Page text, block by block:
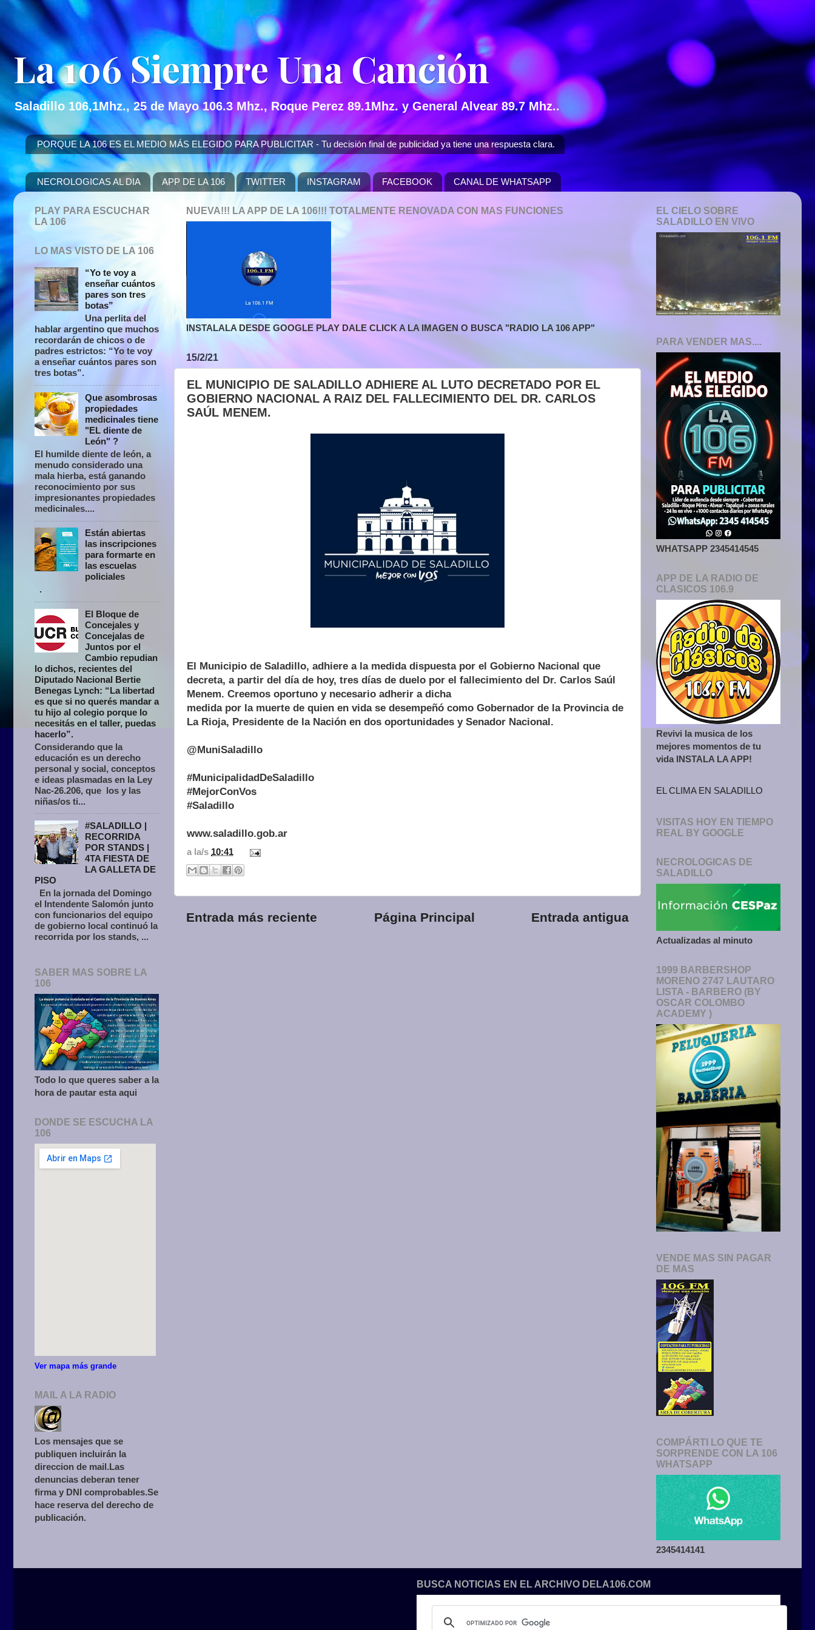
La 106 Siempre Una Canción
Saladillo 106,1Mhz., 25 de Mayo 106.3 Mhz., Roque Perez 89.1Mhz. y General Alvear 89.7 Mhz..
PORQUE LA 106 ES EL MEDIO MÁS ELEGIDO PARA PUBLICITAR - Tu decisión final de publicidad ya tiene una respuesta clara.
NECROLOGICAS AL DIA APP DE LA 106 TWITTER INSTAGRAM FACEBOOK CANAL DE WHATSAPP
NUEVA!!! LA APP DE LA 106!!! TOTALMENTE RENOVADA CON MAS FUNCIONES
INSTALALA DESDE GOOGLE PLAY DALE CLICK A LA IMAGEN O BUSCA "RADIO LA 106 APP"
15/2/21
EL MUNICIPIO DE SALADILLO ADHIERE AL LUTO DECRETADO POR EL
GOBIERNO NACIONAL A RAIZ DEL FALLECIMIENTO DEL DR. CARLOS
SAÚL MENEM.
El Municipio de Saladillo, adhiere a la medida dispuesta por el Gobierno Nacional que
decreta, a partir del día de hoy, tres días de duelo por el fallecimiento del Dr. Carlos Saúl
Menem. Creemos oportuno y necesario adherir a dicha
medida por la muerte de quien en vida se desempeñó como Gobernador de la Provincia de
La Rioja, Presidente de la Nación en dos oportunidades y Senador Nacional.
@MuniSaladillo
#MunicipalidadDeSaladillo
#MejorConVos
#Saladillo
www.saladillo.gob.ar
a la/s 10:41
Entrada más reciente Entrada antigua
Página Principal
PLAY PARA ESCUCHAR
LA 106
LO MAS VISTO DE LA 106
“Yo te voy a
enseñar cuántos
pares son tres
botas”
Una perlita del
hablar argentino que muchos
recordarán de chicos o de
padres estrictos: “Yo te voy
a enseñar cuántos pares son
tres botas”.
Que asombrosas
propiedades
medicinales tiene
"EL diente de
León" ?
El humilde diente de león, a
menudo considerado una
mala hierba, está ganando
reconocimiento por sus
impresionantes propiedades
medicinales....
Están abiertas
las inscripciones
para formarte en
las escuelas
policiales
.
El Bloque de
Concejales y
Concejalas de
Juntos por el
Cambio repudian
lo dichos, recientes del
Diputado Nacional Bertie
Benegas Lynch: “La libertad
es que si no querés mandar a
tu hijo al colegio porque lo
necesitás en el taller, puedas
hacerlo”.
Considerando que la
educación es un derecho
personal y social, conceptos
e ideas plasmadas en la Ley
Nac-26.206, que los y las
niñas/os ti...
#SALADILLO |
RECORRIDA
POR STANDS |
4TA FIESTA DE
LA GALLETA DE
PISO
En la jornada del Domingo
el Intendente Salomón junto
con funcionarios del equipo
de gobierno local continuó la
recorrida por los stands, ...
SABER MAS SOBRE LA
106
Todo lo que queres saber a la
hora de pautar esta aqui
DONDE SE ESCUCHA LA
106
Ver mapa más grande
MAIL A LA RADIO
Los mensajes que se
publiquen incluirán la
direccion de mail.Las
denuncias deberan tener
firma y DNI comprobables.Se
hace reserva del derecho de
publicación.
EL CIELO SOBRE
SALADILLO EN VIVO
PARA VENDER MAS....
WHATSAPP 2345414545
APP DE LA RADIO DE
CLASICOS 106.9
Revivi la musica de los
mejores momentos de tu
vida INSTALA LA APP!
EL CLIMA EN SALADILLO
VISITAS HOY EN TIEMPO
REAL BY GOOGLE
NECROLOGICAS DE
SALADILLO
Actualizadas al minuto
1999 BARBERSHOP
MORENO 2747 LAUTARO
LISTA - BARBERO (BY
OSCAR COLOMBO
ACADEMY )
VENDE MAS SIN PAGAR
DE MAS
COMPÁRTI LO QUE TE
SORPRENDE CON LA 106
WHATSAPP
2345414141
BUSCA NOTICIAS EN EL ARCHIVO DELA106.COM